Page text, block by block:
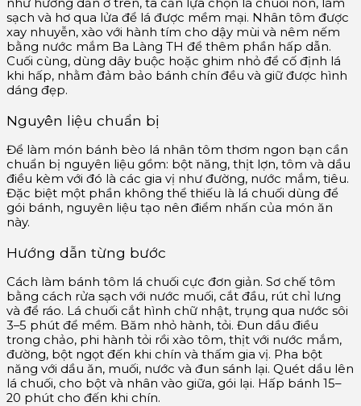
như hướng dẫn ở trên, ta cần lựa chọn lá chuối non, làm
sạch và hơ qua lửa để lá được mềm mại. Nhân tôm được
xay nhuyễn, xào với hành tím cho dậy mùi và nêm nếm
bằng nước mắm Ba Làng TH để thêm phần hấp dẫn.
Cuối cùng, dùng dây buộc hoặc ghim nhỏ để cố định lá
khi hấp, nhằm đảm bảo bánh chín đều và giữ được hình
dáng đẹp.
Nguyên liệu chuẩn bị
Để làm món bánh bèo lá nhân tôm thơm ngon bạn cần
chuẩn bị nguyên liệu gồm: bột năng, thịt lợn, tôm và dầu
điều kèm với đó là các gia vị như đường, nước mắm, tiêu.
Đặc biệt một phần không thể thiếu là lá chuối dùng để
gói bánh, nguyên liệu tạo nên điểm nhấn của món ăn
này.
Hướng dẫn từng bước
Cách làm bánh tôm lá chuối cực đơn giản. Sơ chế tôm
bằng cách rửa sạch với nước muối, cắt đầu, rút chỉ lưng
và để ráo. Lá chuối cắt hình chữ nhật, trụng qua nước sôi
3–5 phút để mềm. Băm nhỏ hành, tỏi. Đun dầu điều
trong chảo, phi hành tỏi rồi xào tôm, thịt với nước mắm,
đường, bột ngọt đến khi chín và thấm gia vị. Pha bột
năng với dầu ăn, muối, nước và đun sánh lại. Quét dầu lên
lá chuối, cho bột và nhân vào giữa, gói lại. Hấp bánh 15–
20 phút cho đến khi chín.